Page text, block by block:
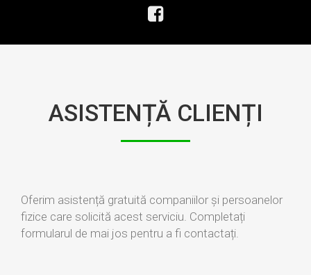
ASISTENȚĂ CLIENȚI
Oferim asistență gratuită companiilor și persoanelor
fizice care solicită acest serviciu. Completați
formularul de mai jos pentru a fi contactați.